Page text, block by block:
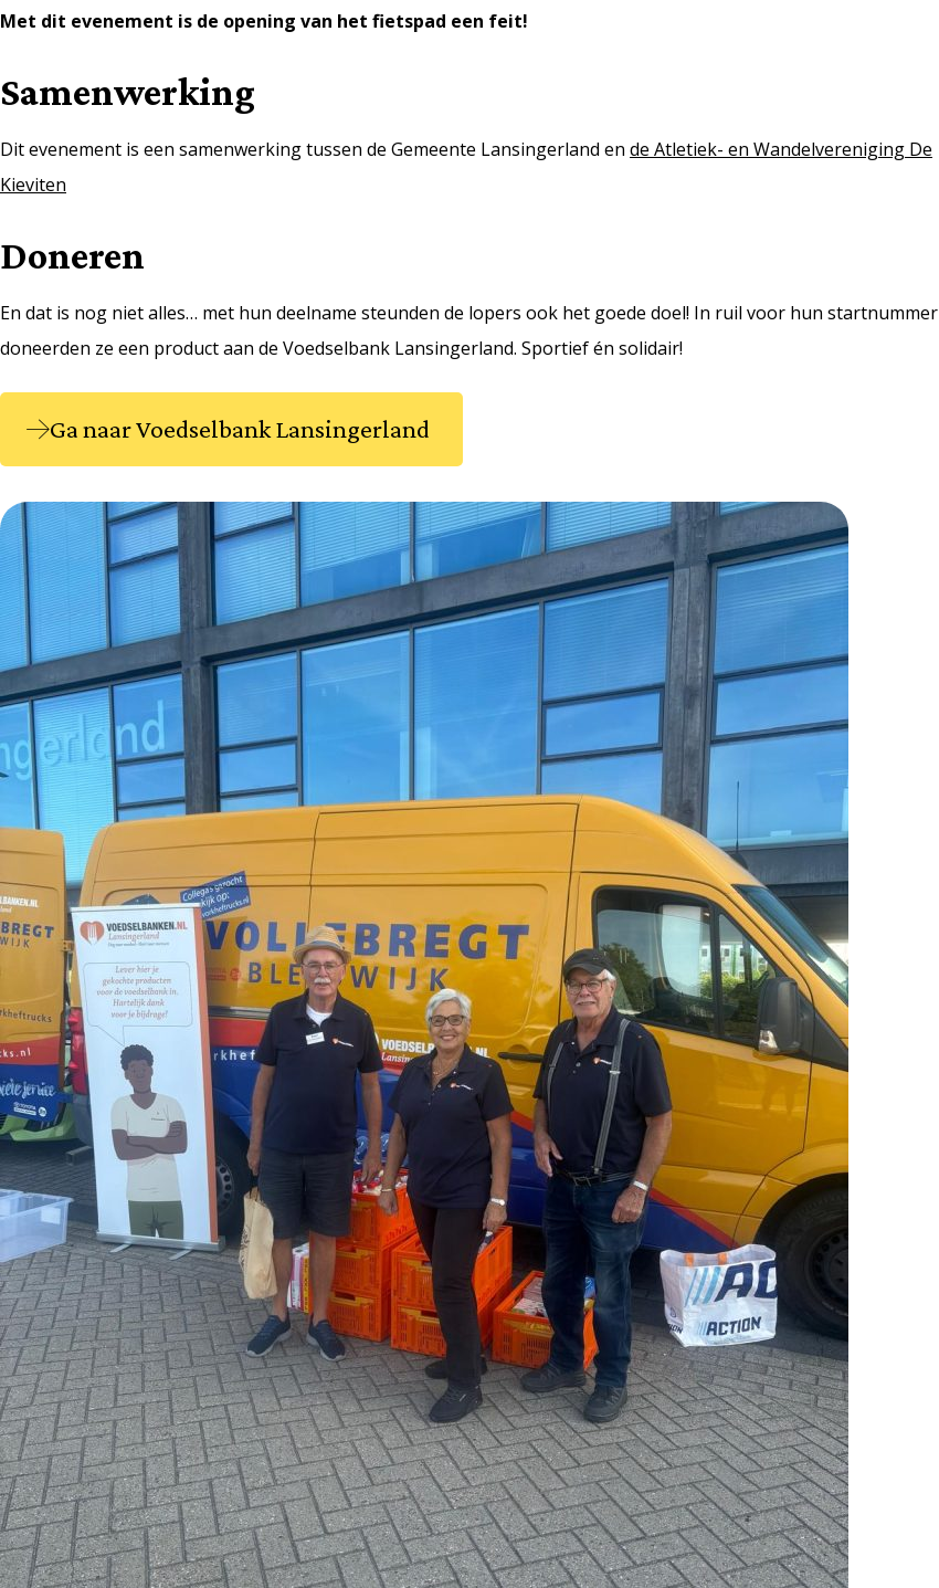
Met dit evenement is de opening van het fietspad een feit!
Samenwerking
Dit evenement is een samenwerking tussen de Gemeente Lansingerland en de Atletiek- en Wandelvereniging De
Kieviten
Doneren
En dat is nog niet alles… met hun deelname steunden de lopers ook het goede doel! In ruil voor hun startnummer
doneerden ze een product aan de Voedselbank Lansingerland. Sportief én solidair!
Ga naar Voedselbank Lansingerland